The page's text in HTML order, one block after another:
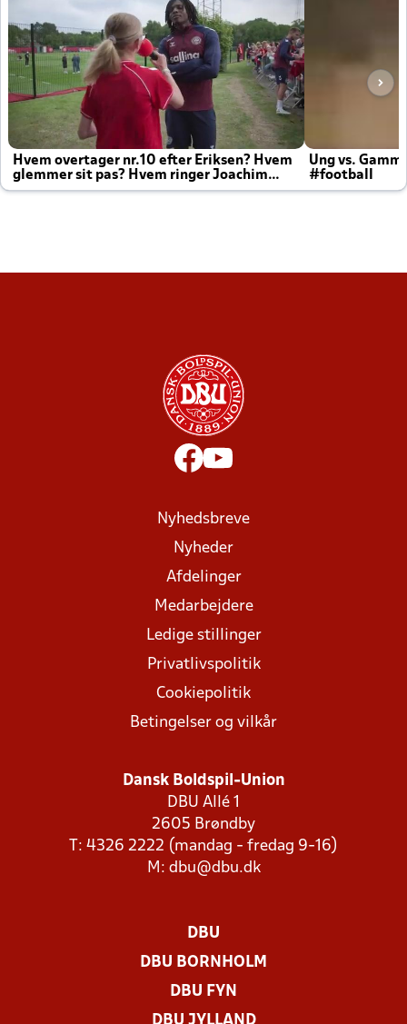
Hvem overtager nr.10 efter Eriksen? Hvem
glemmer sit pas? Hvem ringer Joachim
altid til efter kampe?
Ung vs.
#football
Nyhedsbreve
Nyheder
Afdelinger
Medarbejdere
Ledige stillinger
Privatlivspolitik
Cookiepolitik
Betingelser og vilkår
Dansk Boldspil-Union
DBU Allé 1
2605 Brøndby
T: 4326 2222 (mandag - fredag 9-16)
M: dbu@dbu.dk
DBU
DBU BORNHOLM
DBU FYN